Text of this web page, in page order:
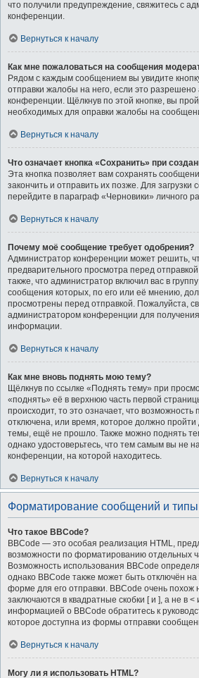
что получили предупреждение, свяжитесь с
конференции.
Вернуться к началу
Как мне пожаловаться на сообщения
Рядом с каждым сообщением вы увидите
отправки жалобы на него, если это
конференции. Щёлкнув по этой кнопке, вы
необходимых для оправки жалобы на
Вернуться к началу
Что означает кнопка «Сохранить» при
Эта кнопка позволяет вам сохранять
закончить и отправить их позже. Для загрузки
перейдите в параграф «Черновики» личного
Вернуться к началу
Почему моё сообщение требует одобрения?
Администратор конференции может решить,
предварительного просмотра перед
также, что администратор включил вас в
сообщения которых, по его или её мнению,
просмотрены перед отправкой. Пожалуйста,
администратором конференции для
информации.
Вернуться к началу
Как мне вновь поднять мою тему?
Щёлкнув по ссылке «Поднять тему» при
«поднять» её в верхнюю часть первой
происходит, то это означает, что
отключена, или время, которое должно пройти
темы, ещё не прошло. Также можно поднять
однако удостоверьтесь, что тем самым вы не
конференции, на которой находитесь.
Вернуться к началу
Форматирование сообщений и
Что такое BBCode?
BBCode — это особая реализация HTML,
возможности по форматированию отдельных
Возможность использования BBCode
однако BBCode также может быть отключён
форме для его отправки. BBCode очень похож
заключаются в квадратные скобки [ и ], а не в
информацией о BBCode обратитесь к
которое доступна из формы отправки
Вернуться к началу
Могу ли я использовать HTML?